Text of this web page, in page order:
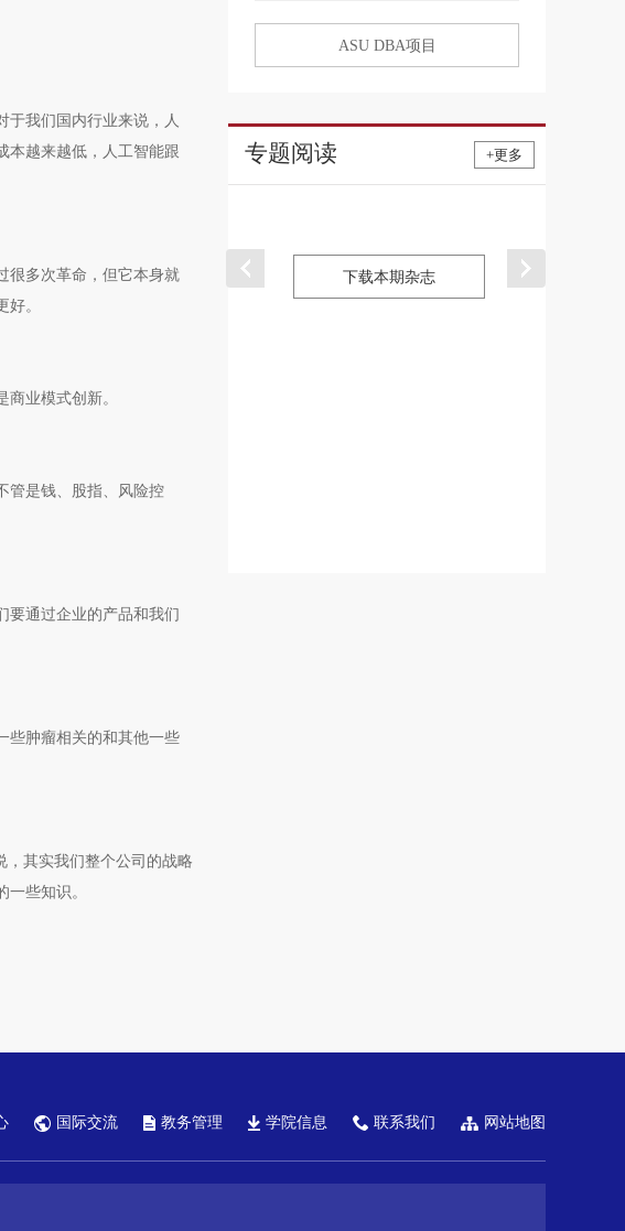
于我们国内行业来说，人
本越来越低，人工智能跟
很多次革命，但它本身就
。
业模式创新。
管是钱、股指、风险控
要通过企业的产品和我们
些肿瘤相关的和其他一些
，其实我们整个公司的战略
些知识。
ASU DBA项目
专题阅读 +更多
下载本期杂志
国际交流 教务管理 学院信息 联系我们 网站地图